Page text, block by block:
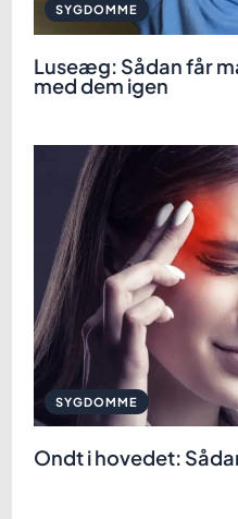
Luseæg: Sådan får
med dem igen
SYGDOMME
Ondt i hovedet:
SYGDOMME